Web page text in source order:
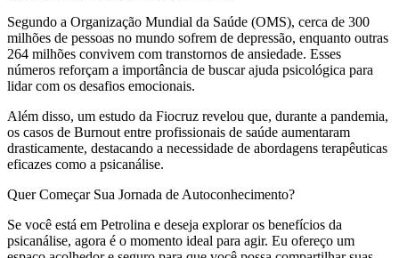
Segundo a Organização Mundial da Saúde (OMS), cerca de 300
milhões de pessoas no mundo sofrem de depressão, enquanto outras
264 milhões convivem com transtornos de ansiedade. Esses
números reforçam a importância de buscar ajuda psicológica para
lidar com os desafios emocionais.
Além disso, um estudo da Fiocruz revelou que, durante a pandemia,
os casos de Burnout entre profissionais de saúde aumentaram
drasticamente, destacando a necessidade de abordagens terapêuticas
eficazes como a psicanálise.
Quer Começar Sua Jornada de Autoconhecimento?
Se você está em Petrolina e deseja explorar os benefícios da
psicanálise, agora é o momento ideal para agir. Eu ofereço um